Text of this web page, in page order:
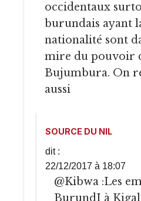
occidentaux
burundais ayant
nationalité sont
mire du pouvoir
Bujumbura. On
aussi
SOURCE DU NIL
dit :
22/12/2017 à 18:07
@Kibwa :Les embassades du
BurundI à